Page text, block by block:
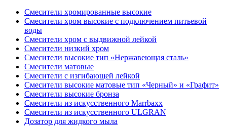
Смесители хромированные высокие
Смесители хром высокие с подключением питьевой
воды
Смесители хром с выдвижной лейкой
Смесители низкий хром
Смесители высокие тип «Нержавеющая сталь»
Смесители матовые
Смесители с изгибающей лейкой
Смесители высокие матовые тип «Черный» и «Графит»
Смесители высокие бронза
Смесители из искусственного Marrbaxx
Смесители из искусственного ULGRAN
Дозатор для жидкого мыла